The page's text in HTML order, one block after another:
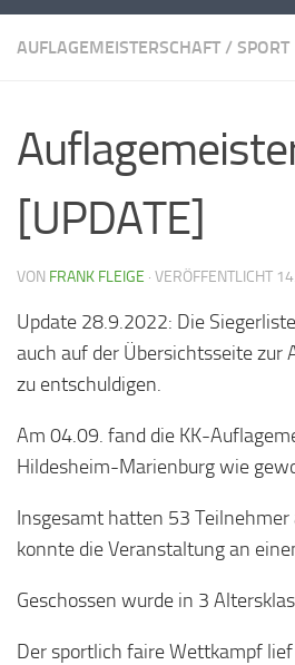
AUFLAGEMEISTERSCHAFT / SPORT
[UPDATE]
VON FRANK FLEIGE · VERÖFFENTLICHT
Update 28.9.2022: Die
auch auf der Übersichtsseite
zu entschuldigen.
Am 04.09. fand die KK-
Hildesheim-Marienburg wie
Insgesamt hatten 53
konnte die Veranstaltung an
Geschossen wurde in 3
Der sportlich faire Wettkampf